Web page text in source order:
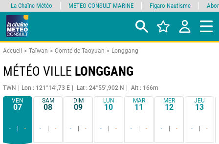
Accueil Taïwan Comté de Taoyuan Longgang
MÉTÉO VILLE LONGGANG
TWN Lon : 121°14’,73 E Lat : 24°55’,902 N
Alt : 166m
VEN
07
- -
SAM
08
- -
DIM
09
- -
LUN
10
- -
MAR
11
- -
MER
12
- -
JEU
13
- -
La Chaîne Météo METEO CONSULT MARINE Figaro Nautisme